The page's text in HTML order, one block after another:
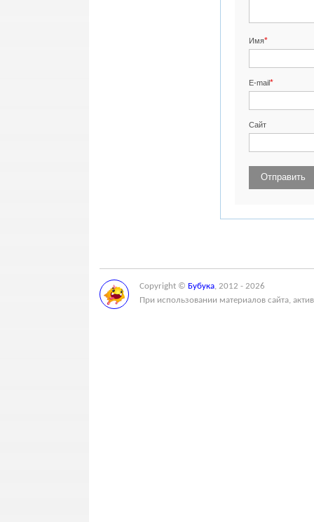
Имя*
E-mail*
Сайт
Copyright © Бубука, 2012 - 2026
При использовании материалов сайта,